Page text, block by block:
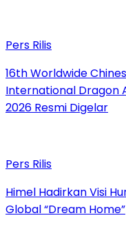
Pers Rilis
16th Worldwide
International Dragon
2026 Resmi Digelar
Pers Rilis
Himel Hadirkan Visi
Global “Dream Home”